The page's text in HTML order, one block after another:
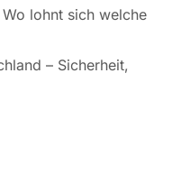
lohnt sich welche
– Sicherheit,